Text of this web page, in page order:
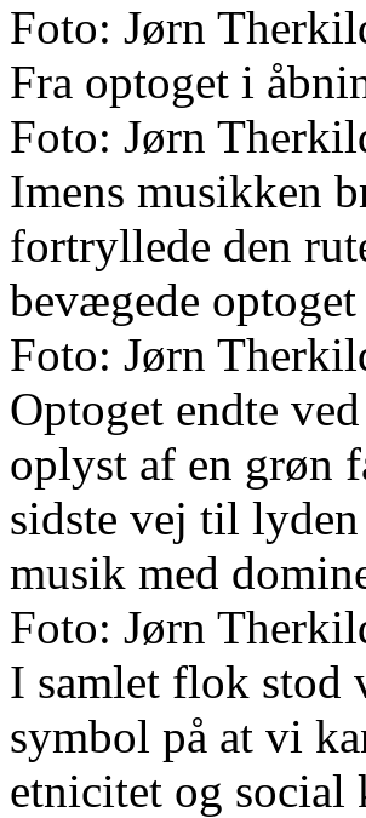
Foto: Jørn
Fra optoget i
Foto: Jørn
Imens musikken
fortryllede den
bevægede
Foto: Jørn
Optoget endte
oplyst af en grøn
sidste vej til
musik med
Foto: Jørn
I samlet flok stod
symbol på at vi
etnicitet og social